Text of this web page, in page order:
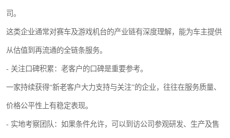
司。
这类企业通常对赛车及游戏机台的产业链有深度理解，能为车主提供
从估值到再流通的全链条服务。
- 关注口碑积累：老客户的口碑是重要参考。
一家持续获得“新老客户大力支持与关注”的企业，往往在服务质量、
价格公平性上有稳定表现。
- 实地考察团队：如果条件允许，可以到访公司参观研发、生产及售